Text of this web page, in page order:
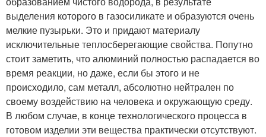
выделения которого в газосиликате и образуются очень
мелкие пузырьки. Это и придают материалу
исключительные теплосберегающие свойства. Попутно
стоит заметить, что алюминий полностью распадается во
время реакции, но даже, если бы этого и не
происходило, сам металл, абсолютно нейтрален по
своему воздействию на человека и окружающую среду.
В любом случае, в конце технологического процесса в
готовом изделии эти вещества практически отсутствуют.